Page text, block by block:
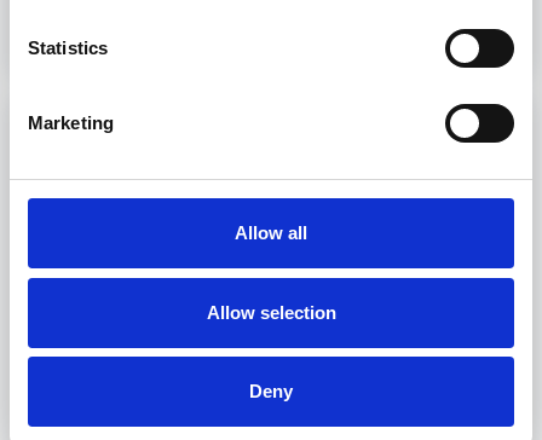
Statistics
Marketing
Allow all
Allow selection
Deny
Istruzione ed Addestramento Personale
V/2 paragrafo 6,7 codice STCW)
competenze per la sicurezza e il benessere a
8 ore
Livorno, Genova, Trieste, Palermo